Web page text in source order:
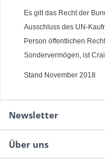
Es gilt das Recht der
Ausschluss des UN-
Person öffentlichen
Sondervermögen, ist
Stand November 2018
Newsletter
Über uns